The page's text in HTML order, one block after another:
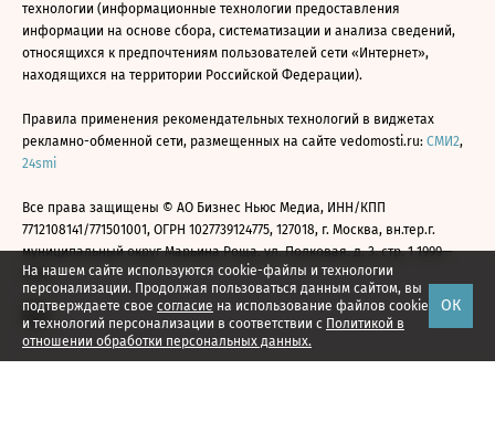
На нашем сайте используются cookie-файлы и технологии
персонализации. Продолжая пользоваться данным сайтом, вы
подтверждаете свое согласие на использование файлов cookie
и технологий персонализации в соответствии с Политикой в
отношении обработки персональных данных.
ОК
технологии (информационные технологии предоставления
информации на основе сбора, систематизации и анализа сведений,
относящихся к предпочтениям пользователей сети «Интернет»,
находящихся на территории Российской Федерации).
Правила применения рекомендательных технологий в виджетах
рекламно-обменной сети, размещенных на сайте vedomosti.ru: СМИ2,
24smi
Все права защищены © АО Бизнес Ньюс Медиа, ИНН/КПП
7712108141/771501001, ОГРН 1027739124775, 127018, г. Москва, вн.тер.г.
муниципальный округ Марьина Роща, ул. Полковая, д. 3, стр. 1 1999—
2026